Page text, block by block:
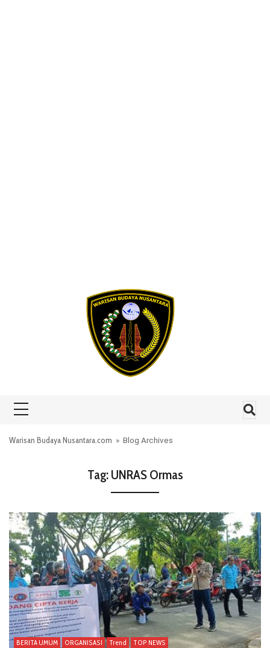
Warisan Budaya Nusantara.com » Blog Archives
Tag:UNRAS Ormas
BERITA UMUM ORGANISASI Trend TOP NEWS